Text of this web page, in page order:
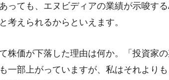
っても、エヌビディアの業績が示唆す
考えられるからといえます。
株価が下落した理由は何か。「投資家
一部上がっていますが、私はそれより